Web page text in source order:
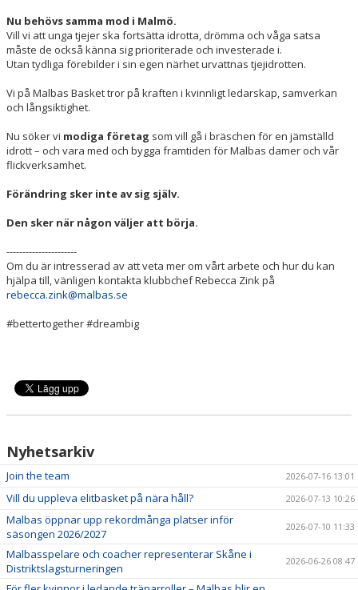
Nu behövs samma mod i Malmö.
Vill vi att unga tjejer ska fortsätta idrotta, drömma och våga satsa
måste de också känna sig prioriterade och investerade i.
Utan tydliga förebilder i sin egen närhet urvattnas tjejidrotten.
Vi på Malbas Basket tror på kraften i kvinnligt ledarskap, samverkan
och långsiktighet.
Nu söker vi modiga företag som vill gå i bräschen för en jämställd
idrott – och vara med och bygga framtiden för Malbas damer och vår
flickverksamhet.
Förändring sker inte av sig själv.
Den sker när någon väljer att börja.
----------------------
Om du är intresserad av att veta mer om vårt arbete och hur du kan
hjälpa till, vänligen kontakta klubbchef Rebecca Zink på
rebecca.zink@malbas.se
#bettertogether #dreambig
Nyhetsarkiv
Join the team 2026-07-16 13:01
Vill du uppleva elitbasket på nära håll? 2026-07-13 10:26
Malbas öppnar upp rekordmånga platser inför
säsongen 2026/2027
2026-07-10 11:33
Malbasspelare och coacher representerar Skåne i
Distriktslagsturneringen
2026-06-26 08:47